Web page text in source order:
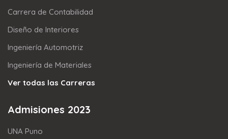
Carrera de Contabilidad
Diseño de Interiores
Ingeniería Automotriz
Ingeniería de Materiales
Ver todas las Carreras
Admisiones 2023
UNA Puno